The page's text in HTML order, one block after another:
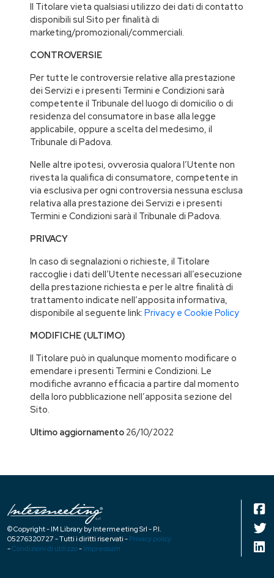
Il Titolare vieta qualsiasi utilizzo dei dati di contatto
disponibili sul Sito per finalità di
marketing/promozionali/commerciali.
CONTROVERSIE
Per tutte le controversie relative alla prestazione
dei Servizi e i presenti Termini e Condizioni sarà
competente il Tribunale del luogo di domicilio o di
residenza del consumatore in base alla legge
applicabile, oppure a scelta del medesimo, il
Tribunale di Padova.
Nelle altre ipotesi, ovverosia qualora l’Utente non
rivesta la qualifica di consumatore, competente in
via esclusiva per ogni controversia nessuna esclusa
relativa alla prestazione dei Servizi e i presenti
Termini e Condizioni sarà il Tribunale di Padova.
PRIVACY
In caso di segnalazioni o richieste, il Titolare
raccoglie i dati dell’Utente necessari all’esecuzione
della prestazione richiesta e per le altre finalità di
trattamento indicate nell’apposita informativa,
disponibile al seguente link:Privacy e Cookie Policy
MODIFICHE (ULTIMO)
Il Titolare può in qualunque momento modificare o
emendare i presenti Termini e Condizioni. Le
modifiche avranno efficacia a partire dal momento
della loro pubblicazione nell’apposita sezione del
Sito.
Ultimo aggiornamento 26/10/2022
© Copyright - IM Library by Intermeeting Srl - P.I.
05276320727 - Tutti i diritti riservati - Privacy policy
-Condizioni di utilizzo- Impressum